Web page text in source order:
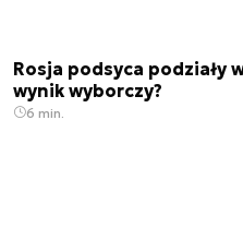
Rosja podsyca podziały
wynik wyborczy?
6 min.